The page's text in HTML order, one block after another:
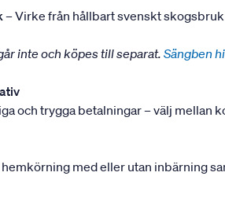
– Virke från hållbart svenskt
inte och köpes till separat. Sängben
och trygga betalningar – välj
med eller utan inbärning